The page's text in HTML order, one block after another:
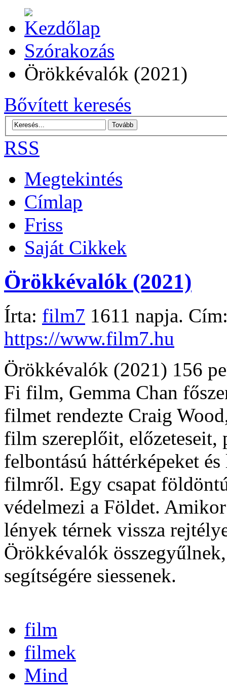
Szórakozás
Örökkévalók (2021)
Bővített keresés
RSS
Megtekintés
Címlap
Friss
Saját Cikkek
Örökkévalók (2021)
Írta: film7 1611 napja.
https://www.film7.hu
Örökkévalók (2021) 156
Fi film, Gemma Chan
filmet rendezte Craig
film szereplőit, előzeteseit,
felbontású háttérképeket
filmről. Egy csapat
védelmezi a Földet.
lények térnek vissza
Örökkévalók
segítségére siessenek.
film
filmek
Mind